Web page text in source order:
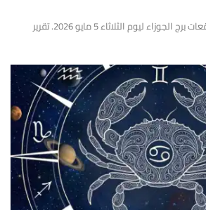
تعرف على حظك اليوم وتوقعات برج الجوزاء ليوم الثلاثاء 5 مايو 2026. تقرير